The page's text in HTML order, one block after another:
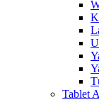
Tablet